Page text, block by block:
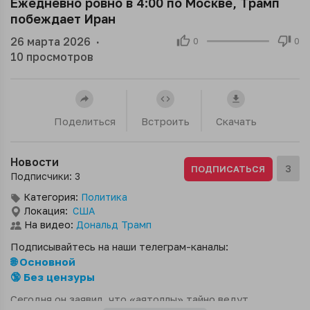
побеждает Иран
0 0
26 марта 2026 ·
10 просмотров
Поделиться Встроить Скачать
Новости
Подписчики: 3
ПОДПИСАТЬСЯ 3
Категория: Политика
Локация: США
На видео: Дональд Трамп
Подписывайтесь на наши телеграм-каналы:
🌐 Основной
🔞 Без цензуры
Сегодня он заявил, что «аятоллы» тайно ведут